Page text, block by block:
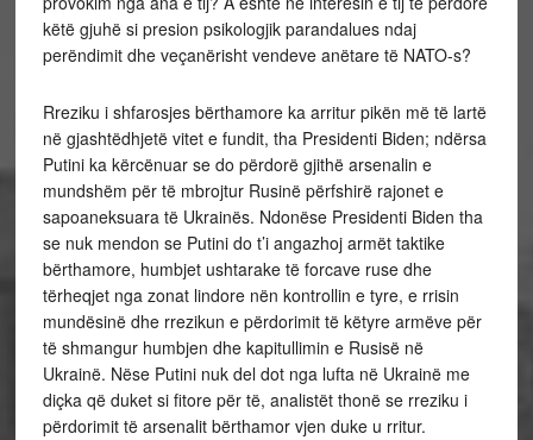
këtë gjuhë si presion psikologjik parandalues ndaj
perëndimit dhe veçanërisht vendeve anëtare të NATO-s?
Rreziku i shfarosjes bërthamore ka arritur pikën më të lartë
në gjashtëdhjetë vitet e fundit, tha Presidenti Biden; ndërsa
Putini ka kërcënuar se do përdorë gjithë arsenalin e
mundshëm për të mbrojtur Rusinë përfshirë rajonet e
sapoaneksuara të Ukrainës. Ndonëse Presidenti Biden tha
se nuk mendon se Putini do t’i angazhoj armët taktike
bërthamore, humbjet ushtarake të forcave ruse dhe
tërheqjet nga zonat lindore nën kontrollin e tyre, e rrisin
mundësinë dhe rrezikun e përdorimit të këtyre armëve për
të shmangur humbjen dhe kapitullimin e Rusisë në
Ukrainë. Nëse Putini nuk del dot nga lufta në Ukrainë me
diçka që duket si fitore për të, analistët thonë se rreziku i
përdorimit të arsenalit bërthamor vjen duke u rritur.